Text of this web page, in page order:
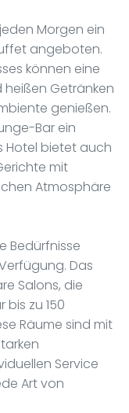
Morgen ein
angeboten.
können eine
Getränken
genießen.
Bar ein
Hotel bietet auch
mit
Atmosphäre
Bedürfnisse
Das
Salons, die
zu 150
Räume sind mit
Service
Art von